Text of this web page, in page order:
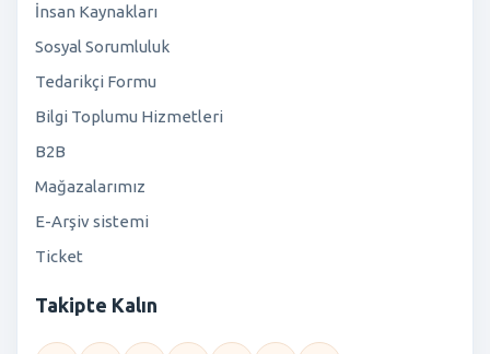
İnsan Kaynakları
Sosyal Sorumluluk
Tedarikçi Formu
Bilgi Toplumu Hizmetleri
B2B
Mağazalarımız
E-Arşiv sistemi
Ticket
Takipte Kalın